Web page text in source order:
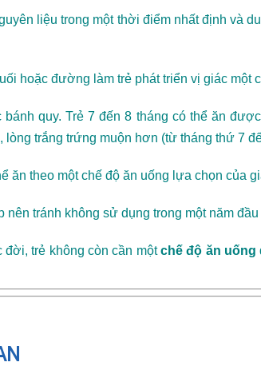
liệu trong một thời điểm nhất định và
hoặc đường làm trẻ phát triển vị giác một
quy. Trẻ 7 đến 8 tháng có thể ăn
lòng trắng trứng muộn hơn (từ tháng thứ 7
ăn theo một chế độ ăn uống lựa chọn của
nên tránh không sử dụng trong một năm
đời, trẻ không còn cần mộtchế độ ăn uống